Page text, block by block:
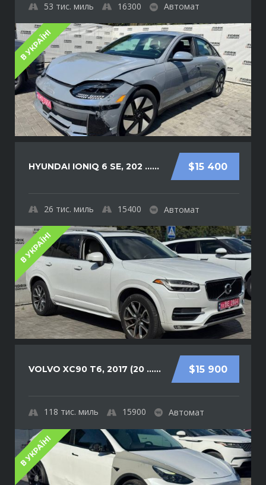
53 тис. миль 16300 Автомат
В УКРАЇНІ
$15 400
HYUNDAI IONIQ 6 SE, 202 ......
26 тис. миль 15400 Автомат
В УКРАЇНІ
$15 900
VOLVO XC90 T6, 2017 (20 ......
118 тис. миль 15900 Автомат
В УКРАЇНІ